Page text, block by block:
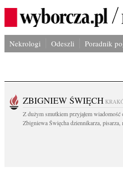
Nekrologi Odeszli Poradnik
ZBIGNIEW ŚWIĘCH
Z dużym smutkiem przyjąłem wiadomość
Zbigniewa Święcha dziennikarza, pisarza,